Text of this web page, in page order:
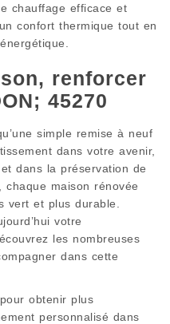
chauffage efficace et
confort thermique tout en
renforcer
45270
simple remise à neuf
dans votre avenir,
dans la préservation de
chaque maison rénovée
vert et plus durable.
votre
les nombreuses
dans cette
obtenir plus
personnalisé dans